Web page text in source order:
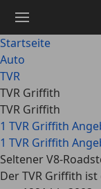
Hauptinhalt
springen
Startseite
Auto
TVR
TVR Griffith
TVR Griffith
1 TVR Griffith
1 TVR Griffith
Seltener V8-
Der TVR Griffith